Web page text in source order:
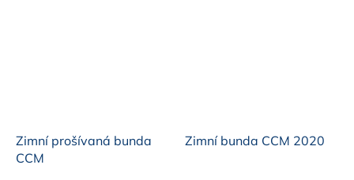
Zimní prošívaná bunda
CCM
Zimní bunda CCM 2020